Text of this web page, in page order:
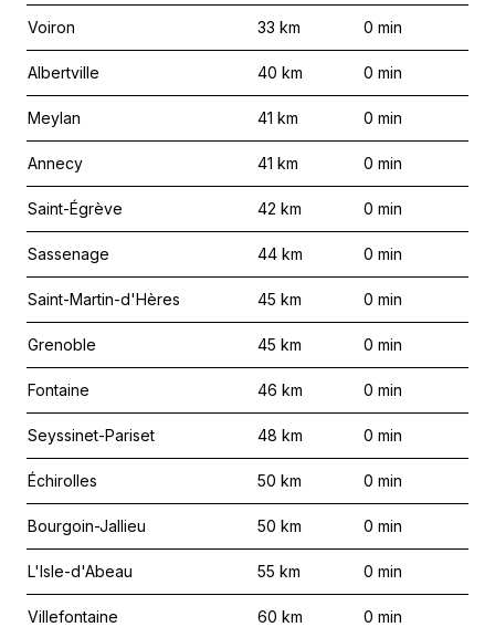
Voiron 33 km 0 min
Albertville 40 km 0 min
Meylan 41 km 0 min
Annecy 41 km 0 min
Saint-Égrève 42 km 0 min
Sassenage 44 km 0 min
Saint-Martin-d'Hères 45 km 0 min
Grenoble 45 km 0 min
Fontaine 46 km 0 min
Seyssinet-Pariset 48 km 0 min
Échirolles 50 km 0 min
Bourgoin-Jallieu 50 km 0 min
L'Isle-d'Abeau 55 km 0 min
Villefontaine 60 km 0 min